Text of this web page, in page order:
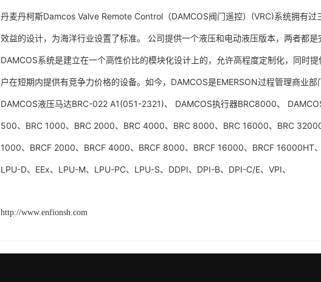
丹麦丹柯斯Damcos Valve Remote Control（DAMCOS阀门遥控）(VRC)系统拥有
效益的设计，为海洋行业设置了标准。 公司提供一个液压和电动液压版本，两者都
DAMCOS系统是建立在一个高性价比的模块化设计上的，允许高程度定制化，同时
户在短期内提供有竞争力价格的设备。如今，DAMCOS是EMERSON过程管理商业
DAMCOS液压马达BRC-022 A1(051-2321)、 DAMCOS执行器BRC8000、
500、BRC 1000、BRC 2000、BRC 4000、BRC 8000、BRC 16000、BRC
1000、BRCF 2000、BRCF 4000、BRCF 8000、BRCF 16000、BRCF 16000HT
LPU-D、EEx、LPU-M、LPU-PC、LPU-S、DDPI、DPI-B、DPI-C/E、VPI、
http://www.enfionsh.com